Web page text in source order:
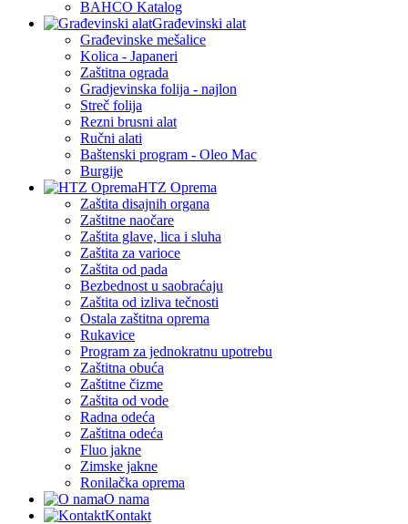
BAHCO Katalog
Građevinski alat
Građevinske mešalice
Kolica - Japaneri
Zaštitna ograda
Gradjevinska folija - najlon
Streč folija
Rezni brusni alat
Ručni alati
Baštenski program - Oleo Mac
Burgije
HTZ Oprema
Zaštita disajnih organa
Zaštitne naočare
Zaštita glave, lica i sluha
Zaštita za varioce
Zaštita od pada
Bezbednost u saobraćaju
Zaštita od izliva tečnosti
Ostala zaštitna oprema
Rukavice
Program za jednokratnu upotrebu
Zaštitna obuća
Zaštitne čizme
Zaštita od vode
Radna odeća
Zaštitna odeća
Fluo jakne
Zimske jakne
Ronilačka oprema
O nama
Kontakt